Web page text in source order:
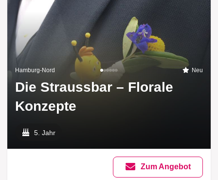
Hamburg-Nord Neu
Die Straussbar – Florale
Konzepte
5. Jahr
Zum Angebot